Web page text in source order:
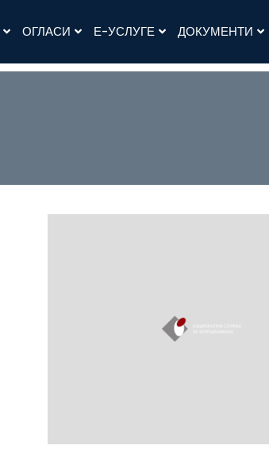
ОГЛАСИ Е-УСЛУГЕ ДОКУМЕНТИ